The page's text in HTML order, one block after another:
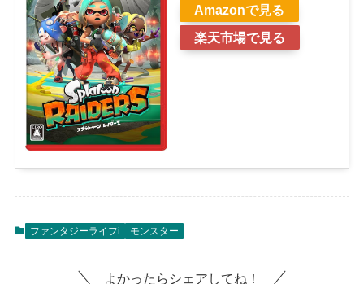
Amazonで見る
楽天市場で見る
ファンタジーライフi モンスター
よかったらシェアしてね！